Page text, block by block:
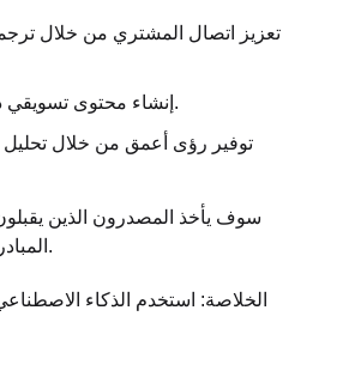
تعزيز اتصال المشتري من خلال
إنشاء محتوى تسويقي ديناميكي وشخصي.
توفير رؤى أعمق من خلال تحليل
سوف يأخذ المصدرون الذين
المبادرة في السوق العالمية.
الخلاصة: استخدم الذكاء